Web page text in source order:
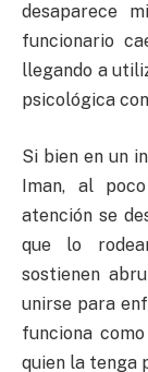
desaparece
funcionario
llegando a
psicológica
Si bien en un
Iman, al
atención se
que lo
sostienen
unirse para
funciona
quien la tenga